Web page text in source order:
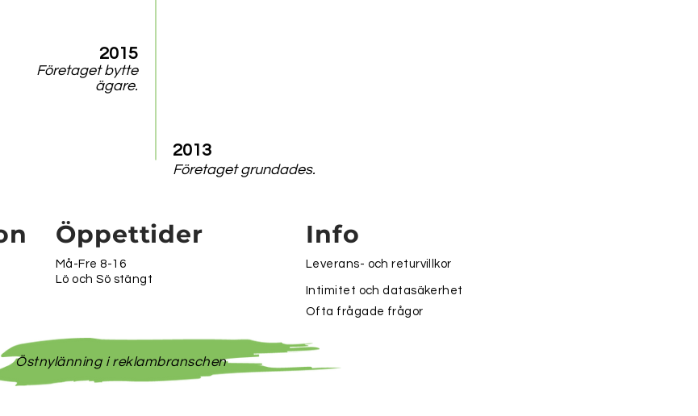
2015
Företaget bytte
ägare.
2013
Företaget grundades.
Öppettider Info
Må-Fre 8-16
Lö och Sö stängt
Leverans- och returvillkor
Intimitet och datasäkerhet
Ofta frågade frågor
Östnylänning i reklambranschen